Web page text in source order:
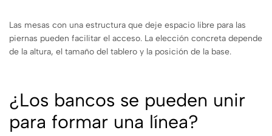
Las mesas con una estructura que deje espacio libre para las
piernas pueden facilitar el acceso. La elección concreta depende
de la altura, el tamaño del tablero y la posición de la base.
¿Los bancos se pueden unir
para formar una línea?